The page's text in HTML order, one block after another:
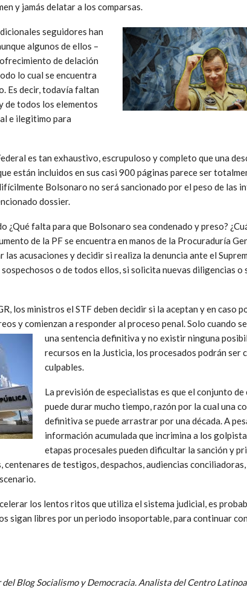
y jamás delatar a los comparsas.
seguidores han
algunos de ellos –
de delación
lo cual se encuentra
Es decir, todavía faltan
de todos los elementos
e ilegitimo para
es tan exhaustivo, escrupuloso y completo que una
están incluidos en sus casi 900 páginas parece ser
Bolsonaro no será sancionado por el peso de las
dossier.
¿Qué falta para que Bolsonaro sea condenado y preso?
de la PF se encuentra en manos de la Procuraduría
las acusaciones y decidir si realiza la denuncia ante el
o de todos ellos, si solicita nuevas diligencias o
los ministros el STF deben decidir si la aceptan y en caso
y comienzan a responder al proceso penal. Solo cuando
una sentencia definitiva y no existir ninguna
recursos en la Justicia, los procesados podrán ser
culpables.
La previsión de especialistas es que el conjunto
puede durar mucho tiempo, razón por la cual una
definitiva se puede arrastrar por una década. A
información acumulada que incrimina a los
etapas procesales pueden dificultar la sanción y
de testigos, despachos, audiencias
los lentos ritos que utiliza el sistema judicial, es
sigan libres por un periodo insoportable, para continuar
Blog Socialismo y Democracia. Analista del Centro